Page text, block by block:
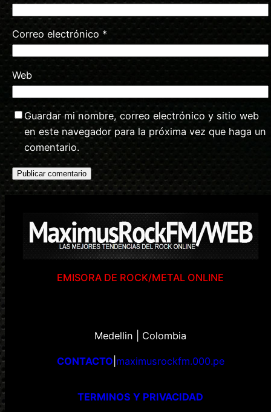
Correo electrónico *
Web
Guardar mi nombre, correo electrónico y sitio web
en este navegador para la próxima vez que haga un
comentario.
EMISORA DE ROCK/METAL ONLINE
Medellin | Colombia
CONTACTO maximusrockfm.000.pe
TERMINOS Y PRIVACIDAD